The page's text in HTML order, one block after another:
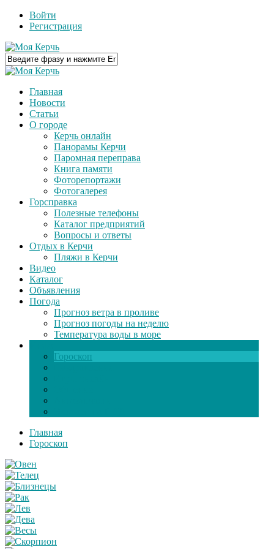
Войти
Регистрация
Главная
Новости
Статьи
О городе
Керчь онлайн
Панорамы Керчи
Паромная переправа
Книга памяти
Фоторепортажи
Фотогалерея
Горсправка
Полезные телефоны
Каталог предприятий
Вопросы и ответы
Отдых в Керчи
Пляжи в Керчи
Видео
Каталог
Объявления
Погода
Прогноз ветра в проливе
Прогноз погоды на неделю
Температура воды в море
Гороскоп
Главная
Гороскоп